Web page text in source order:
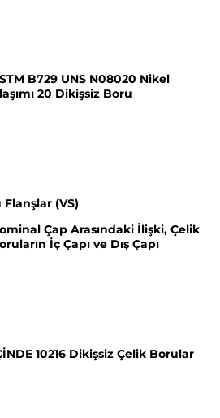
B729 UNS N08020 Nikel
20 Dikişsiz Boru
(VS)
Çap Arasındaki İlişki, Çelik
İç Çapı ve Dış Çapı
10216 Dikişsiz Çelik Borular